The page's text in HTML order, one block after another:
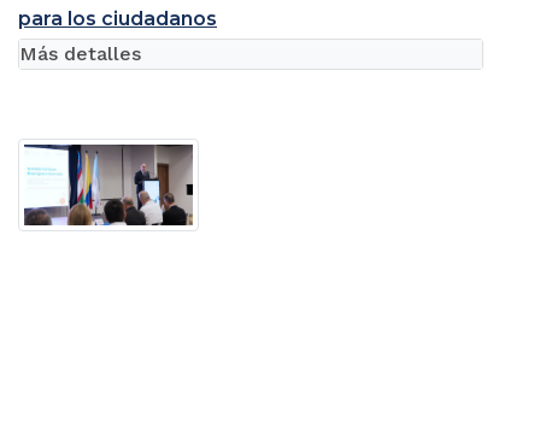
para los ciudadanos
Más detalles